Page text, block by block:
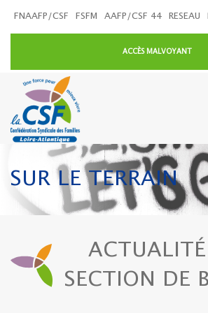
FNAAFP/CSF FSFM AAFP/CSF 44 RESEAU
ACCÈS MALVOYANT
SUR LE TERRAIN
SECTION DE